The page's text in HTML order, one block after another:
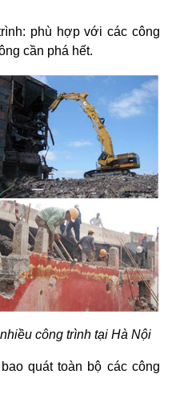
phù hợp với các công
cần phá hết.
công trình tại Hà Nội
quát toàn bộ các công